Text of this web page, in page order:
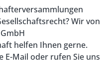
Wir von
helfen Ihnen gerne.
E-Mail oder rufen Sie uns